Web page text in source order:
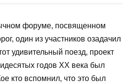
форуме, посвященном
один из участников озадачил
удивительный поезд, проект
годов XX века был
кто вспомнил, что это был